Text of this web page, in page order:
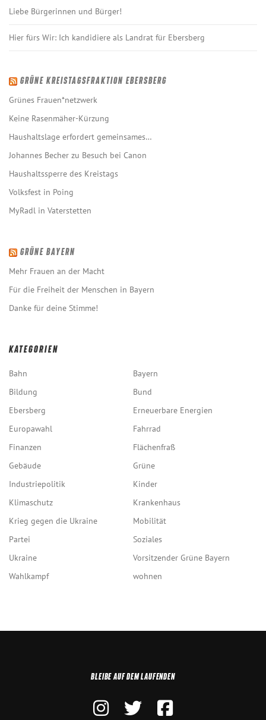
Liebe Bürgerinnen und Bürger!
Hier fürs Wir: Ich kandidiere als Landrat für Ebersberg
GRÜNE KREISTAGSFRAKTION EBERSBERG
Grünes Frauen*netzwerk
Keine Rasenmäher-Kürzung
Haushaltslage erfordert gemeinsames…
Johannes Becher zu Besuch bei Canon
Haushaltssperre des Kreistags
Volksfest in Poing
MyRadl in Vaterstetten
GRÜNE BAYERN
Mehr Frauen an der Macht
Für die Freiheit der Menschen in Bayern
Danke für deine Stimme!
KATEGORIEN
Bahn
Bayern
Bildung
Bund
Ebersberg
Erneuerbare Energien
Europawahl
Fahrrad
Finanzen
Flächenfraß
Gebäude
Grüne
Industriepolitik
Kinder
Klimaschutz
Krankenhaus
Krieg gegen die Ukraine
Mobilität
Partei
Soziales
Ukraine
Vorsitzender Grüne Bayern
Wahlkampf
wohnen
BLEIBE AUF DEM LAUFENDEN